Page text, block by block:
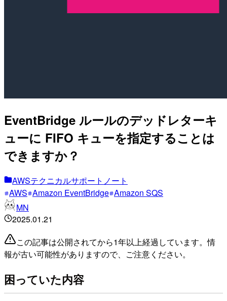
EventBridge ルールのデッドレターキ
ューに FIFO キューを指定することは
できますか？
AWSテクニカルサポートノート
AWS Amazon EventBridge Amazon SQS
MN
2025.01.21
この記事は公開されてから1年以上経過しています。情
報が古い可能性がありますので、ご注意ください。
困っていた内容